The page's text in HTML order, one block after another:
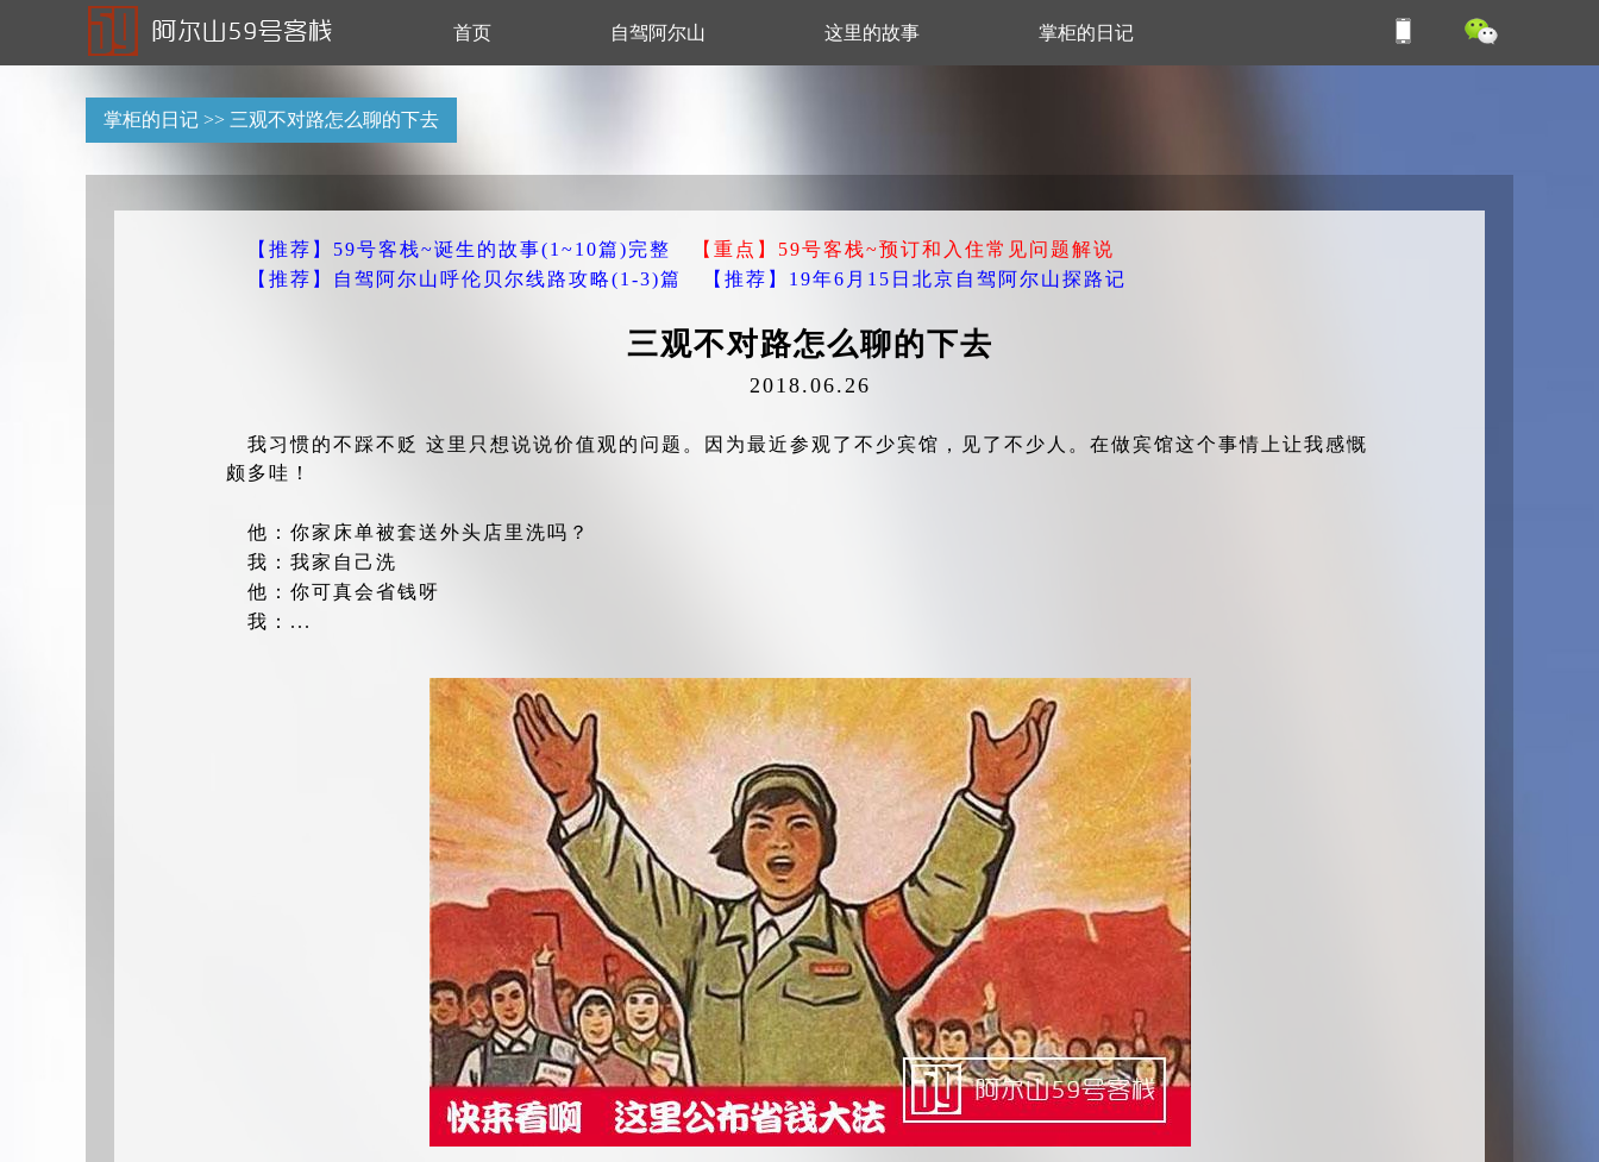
首页 自驾阿尔山 这里的故事 掌柜的日记
掌柜的日记 >> 三观不对路怎么聊的下去
【推荐】59号客栈~诞生的故事(1~10篇)完整
【重点】59号客栈~预订和入住常见问题解说
【推荐】自驾阿尔山呼伦贝尔线路攻略(1-3)篇
【推荐】19年6月15日北京自驾阿尔山探路记
三观不对路怎么聊的下去
2018.06.26
我习惯的不踩不贬 这里只想说说价值观的问题。因为最近参观了不少宾馆，见了不少人。在做宾馆这个事情上让我感慨
颇多哇！
他：你家床单被套送外头店里洗吗？
我：我家自己洗
他：你可真会省钱呀
我：...